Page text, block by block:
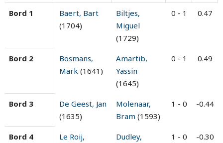
Bord 1
Baert, Bart
(1704)
Biltjes,
Miguel
(1729)
0 - 1 0.47
Bord 2
Bosmans,
Mark (1641)
Amartib,
Yassin
(1645)
0 - 1 0.49
Bord 3
De Geest, Jan
(1635)
Molenaar,
Bram (1593)
1 - 0 -0.44
Bord 4 Le Roij, Dudley, 1 - 0 -0.30